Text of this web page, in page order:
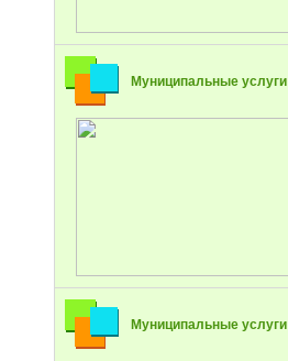
Муниципальные услуги
Муниципальные услуги